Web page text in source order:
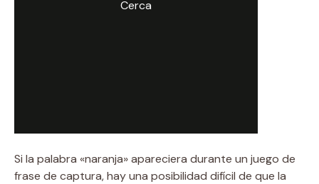
Cerca
Si la palabra «naranja» apareciera durante un juego de
frase de captura, hay una posibilidad difícil de que la